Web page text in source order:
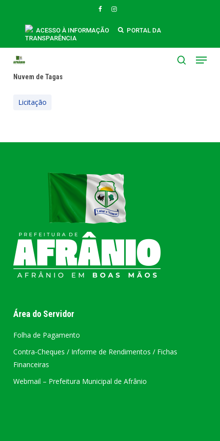
FACEBOOKINSTAGRAM
ACESSO À INFORMAÇÃO
PORTAL DA
TRANSPARÊNCIA
Menu
Nuvem de Tagas
Licitação
Área do Servidor
Folha de Pagamento
Contra-Cheques / Informe de Rendimentos / Fichas
Financeiras
Webmail – Prefeitura Municipal de Afrânio